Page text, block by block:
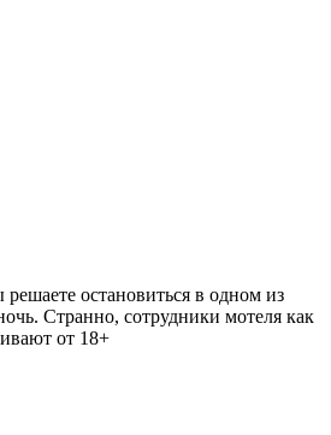
остановиться в одном из
Странно, сотрудники мотеля как
от 18+